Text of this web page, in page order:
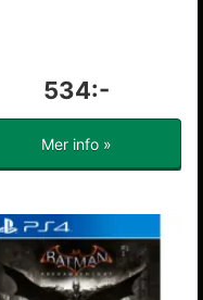
534:-
Mer info »